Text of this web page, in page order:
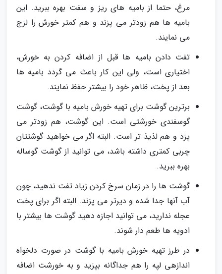
مرغ، حتما از بامیه های ریز و سفت بهره ببرید. این
بامیه ها هم زودتر می پزند و هم کمتر خورش را لزج
می نمایند.
تفت دادن بامیه ها قبل از اضافه کردن به خورش،
اختیاری است، ولی این کار باعث می گردد بامیه ها
بعد از پخت، ظاهر خود را بیشتر حفظ نمایند.
برترین گوشت برای تهیه خورش بامیه با گوشت، گوشت
گوسفندی خورشتی است. این گوشت، هم زودتر می
پزد و هم لذیذ تر است. البته اگر می خواهید گوشتتان
چربی کمتری داشته باشد، می توانید از گوشت گوساله
بهره ببرید.
گوشت ها را در زمان سرخ کردن زیاد تفت ندهید، چون
آب آنها جدا شده و دیرتر می پزند. البته اگر برای پخت
عجله ندارید، می توانید اجازه دهید گوشت ها بیشتر با
ادویه ها طعم دار شوند.
در طرز تهیه خورش بامیه با گوشت در صورت دلخواه
اندازهی لپه را هم جداگانه بپزید و به خورشت اضافه